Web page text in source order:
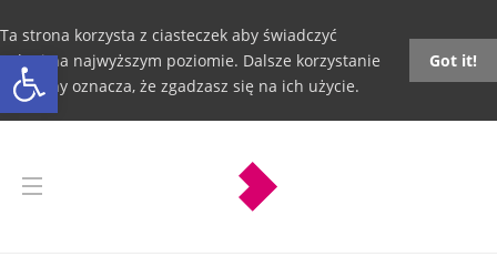
Otwórz pasek narzędzi
Ta strona korzysta z ciasteczek aby świadczyć
usługi na najwyższym poziomie. Dalsze korzystanie
ze strony oznacza, że zgadzasz się na ich użycie.
Got it!